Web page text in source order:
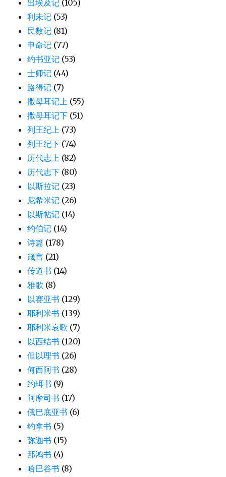
出埃及记 (105)
利未记 (53)
民数记 (81)
申命记 (77)
约书亚记 (53)
士师记 (44)
路得记 (7)
撒母耳记上 (55)
撒母耳记下 (51)
列王纪上 (73)
列王纪下 (74)
历代志上 (82)
历代志下 (80)
以斯拉记 (23)
尼希米记 (26)
以斯帖记 (14)
约伯记 (14)
诗篇 (178)
箴言 (21)
传道书 (14)
雅歌 (8)
以赛亚书 (129)
耶利米书 (139)
耶利米哀歌 (7)
以西结书 (120)
但以理书 (26)
何西阿书 (28)
约珥书 (9)
阿摩司书 (17)
俄巴底亚书 (6)
约拿书 (5)
弥迦书 (15)
那鸿书 (4)
哈巴谷书 (8)